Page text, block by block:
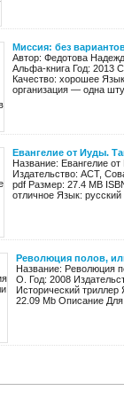
Миссия: без
Автор: Федотова
Альфа-книга Год: 2013
Качество: хорошее
организация — одна
Евангелие от Иуды.
Название: Евангелие
Издательство: АСТ,
pdf Размер: 27.4 MB
отличное Язык:
Революция полов,
Название: Революция
О. Год: 2008
Исторический
22.09 Mb Описание Для